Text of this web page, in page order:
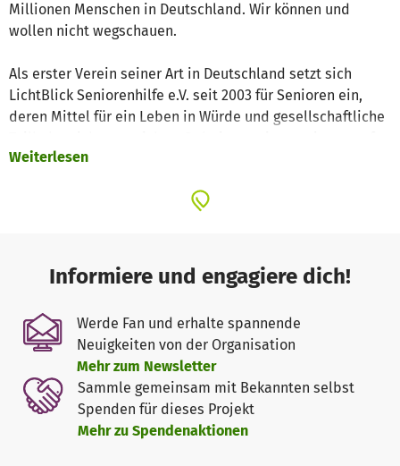
Millionen Menschen in Deutschland. Wir können und
wollen nicht wegschauen.
Als erster Verein seiner Art in Deutschland setzt sich
LichtBlick Seniorenhilfe e.V. seit 2003 für Senioren ein,
deren Mittel für ein Leben in Würde und gesellschaftliche
zwei Ebenen: als Helfer und als Fürsprecher.
Als Helfer unterstützen wir bedürftige Senioren dauerhaft
Partnern sorgen wir beispielsweise dafür, dass sich
Betroffene endlich ein neues Paar Schuhe, eine neue
Matratze oder Lebensmittel leisten können. Dinge also,
die für fast alle von uns selbstverständlich sind – und für
jeden alten Menschen selbstverständlich sein sollten.
Als Fürsprecher geben wir bedürftigen Senioren eine
Stimme, die nicht überhört werden kann. Wir wirken
gesellschaftlichen Fehlentwicklungen zu Lasten alter
Weiterlesen
Informiere und engagiere dich!
Werde Fan und erhalte spannende
Neuigkeiten von der Organisation
Mehr zum Newsletter
Sammle gemeinsam mit Bekannten selbst
Spenden für dieses Projekt
Mehr zu Spendenaktionen